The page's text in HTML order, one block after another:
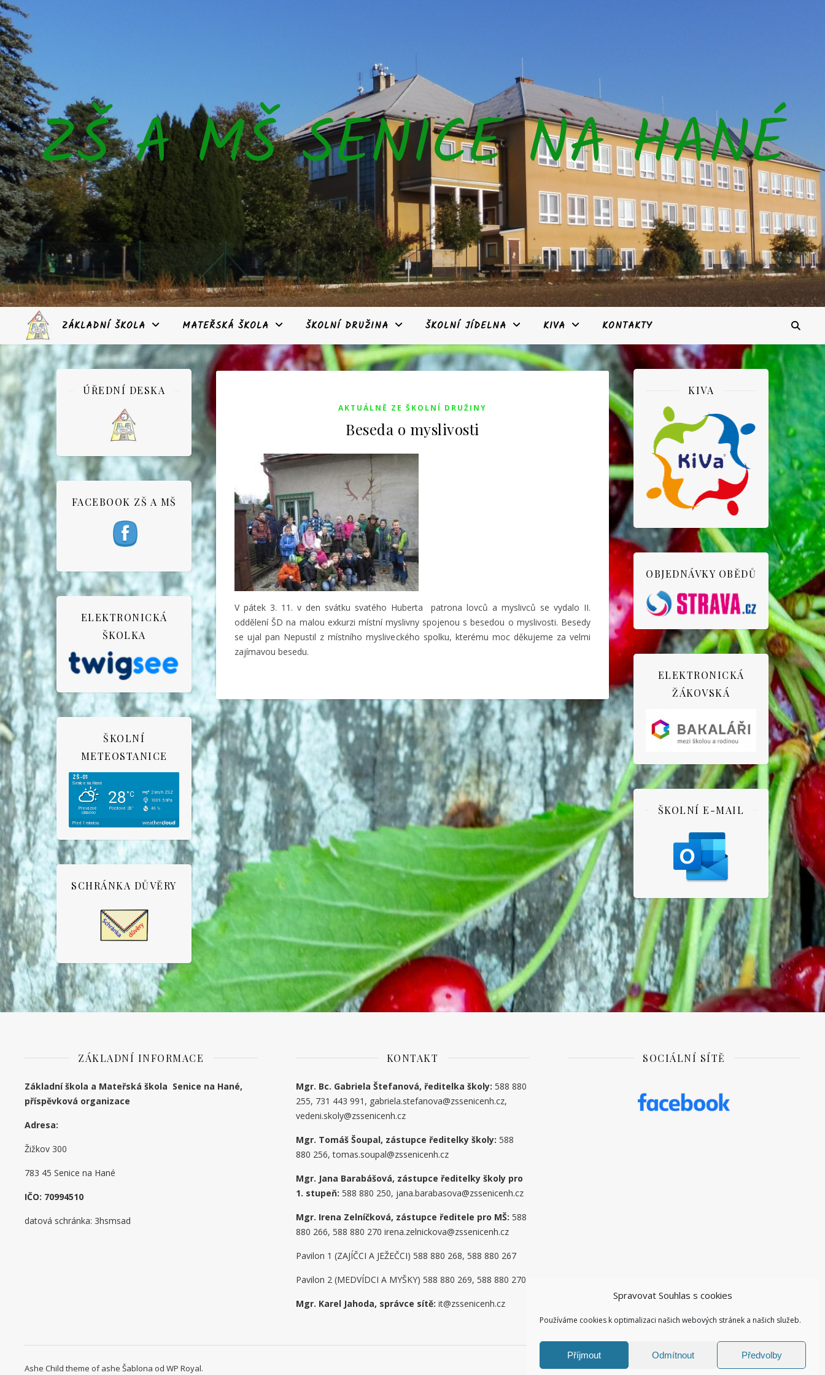
Spravovat Souhlas s cookies
Používáme cookies k optimalizaci našich webových stránek a našich služeb.
Příjmout Odmítnout Předvolby
ZŠ A MŠ SENICE NA HANÉ
ZÁKLADNÍ ŠKOLA MATEŘSKÁ ŠKOLA ŠKOLNÍ DRUŽINA ŠKOLNÍ JÍDELNA KIVA KONTAKTY
ÚŘEDNÍ DESKA
FACEBOOK ZŠ A MŠ
ELEKTRONICKÁ
ŠKOLKA
ŠKOLNÍ
METEOSTANICE
SCHRÁNKA DŮVĚRY
AKTUÁLNĚ ZE ŠKOLNÍ DRUŽINY
Beseda o myslivosti
V pátek 3. 11. v den svátku svatého Huberta patrona lovců a myslivců se vydalo II.
oddělení ŠD na malou exkurzi místní myslivny spojenou s besedou o myslivosti. Besedy
se ujal pan Nepustil z místního mysliveckého spolku, kterému moc děkujeme za velmi
zajímavou besedu.
KIVA
OBJEDNÁVKY OBĚDŮ
ELEKTRONICKÁ
ŽÁKOVSKÁ
ŠKOLNÍ E-MAIL
ZÁKLADNÍ INFORMACE
Základní škola a Mateřská škola Senice na Hané,
příspěvková organizace
Adresa:
Žižkov 300
783 45 Senice na Hané
IČO: 70994510
datová schránka: 3hsmsad
KONTAKT
Mgr. Bc. Gabriela Štefanová, ředitelka školy: 588 880
255, 731 443 991, gabriela.stefanova@zssenicenh.cz,
vedeni.skoly@zssenicenh.cz
Mgr. Tomáš Šoupal, zástupce ředitelky školy: 588
880 256, tomas.soupal@zssenicenh.cz
Mgr. Jana Barabášová, zástupce ředitelky školy pro
1. stupeň: 588 880 250, jana.barabasova@zssenicenh.cz
Mgr. Irena Zelníčková, zástupce ředitele pro MŠ:588
880 266, 588 880 270 irena.zelnickova@zssenicenh.cz
Pavilon 1 (ZAJÍČCI A JEŽEČCI) 588 880 268, 588 880 267
Pavilon 2 (MEDVÍDCI A MYŠKY) 588 880 269, 588 880 270
Mgr. Karel Jahoda, správce sítě: it@zssenicenh.cz
SOCIÁLNÍ SÍTĚ
Facebook ZŠ I Kontakty I
Ashe Child theme of ashe Šablona od WP Royal.